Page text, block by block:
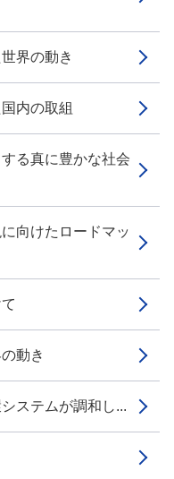
界の動き
内の取組
る真に豊かな社会
向けたロードマッ
動き
ステムが調和し...